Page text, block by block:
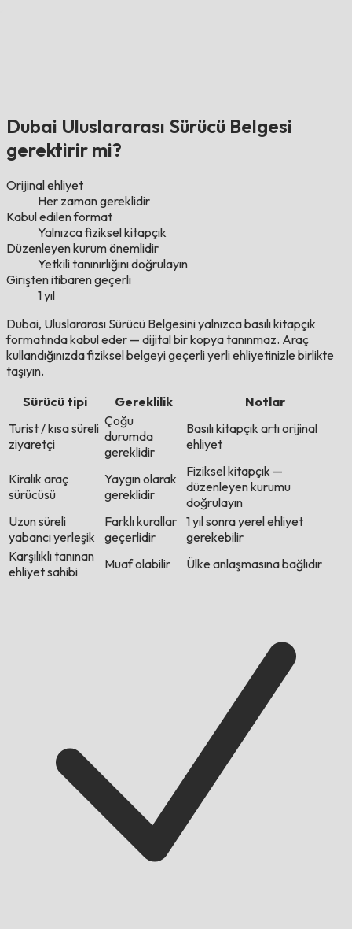
Dubai Uluslararası Sürücü Belgesi
gerektirir mi?
Orijinal ehliyet
Her zaman gereklidir
Kabul edilen format
Yalnızca fiziksel kitapçık
Düzenleyen kurum önemlidir
Yetkili tanınırlığını doğrulayın
Girişten itibaren geçerli
1 yıl
Dubai, Uluslararası Sürücü Belgesini yalnızca basılı kitapçık
formatında kabul eder — dijital bir kopya tanınmaz. Araç
kullandığınızda fiziksel belgeyi geçerli yerli ehliyetinizle birlikte
taşıyın.
Sürücü tipi
Gereklilik
Notlar
Turist / kısa süreli
ziyaretçi
Çoğu
durumda
gereklidir
Basılı kitapçık artı orijinal
ehliyet
Kiralık araç
sürücüsü
Yaygın olarak
gereklidir
Fiziksel kitapçık —
düzenleyen kurumu
doğrulayın
Uzun süreli
yabancı yerleşik
Farklı kurallar
geçerlidir
1 yıl sonra yerel ehliyet
gerekebilir
Karşılıklı tanınan
ehliyet sahibi
Muaf olabilir Ülke anlaşmasına bağlıdır